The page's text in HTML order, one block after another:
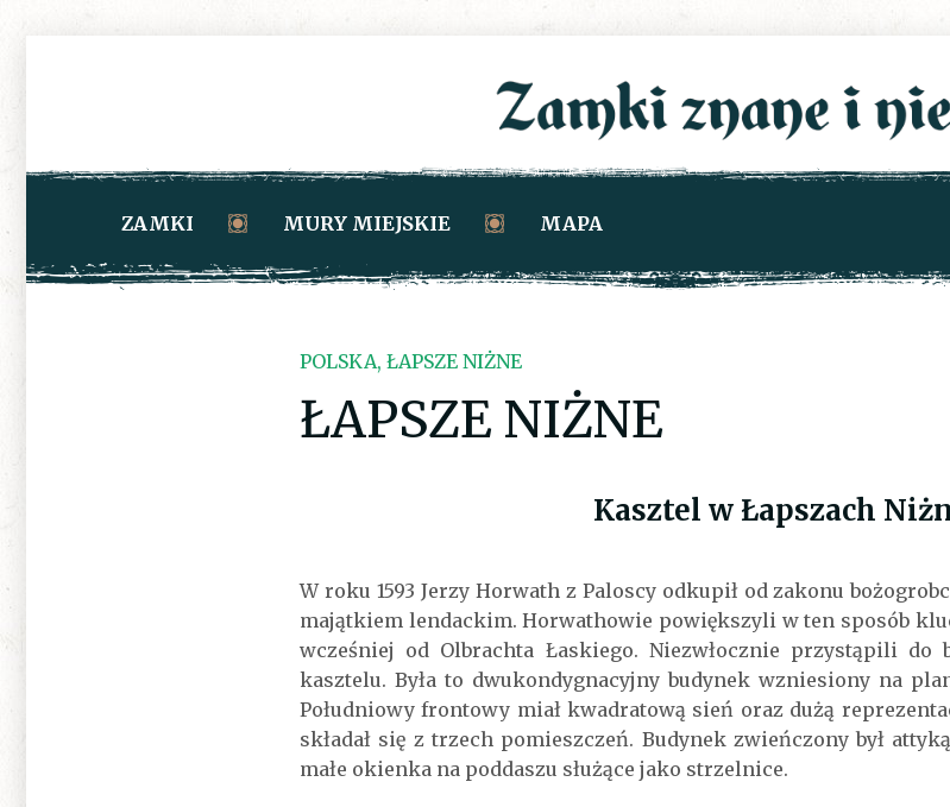
ZAMKI MURY MIEJSKIE MAPA
POLSKA, ŁAPSZE NIŻNE
ŁAPSZE NIŻNE
Kasztel w Łapszach
W roku 1593 Jerzy Horwath z Paloscy odkupił od zakonu
majątkiem lendackim. Horwathowie powiększyli w ten sposób
wcześniej od Olbrachta Łaskiego. Niezwłocznie przystąpili
kasztelu. Była to dwukondygnacyjny budynek wzniesiony na
Południowy frontowy miał kwadratową sień oraz dużą
składał się z trzech pomieszczeń. Budynek zwieńczony był
małe okienka na poddaszu służące jako strzelnice.